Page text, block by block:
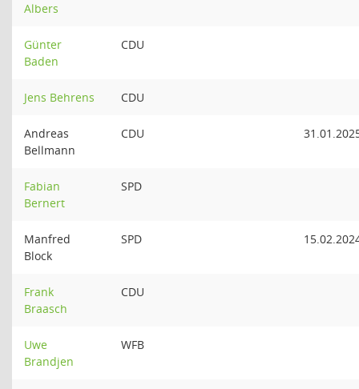
Albers
Günter
Baden
CDU
Jens Behrens CDU
Andreas
Bellmann
CDU
Fabian
Bernert
SPD
Manfred
Block
SPD
Frank
Braasch
CDU
Uwe
Brandjen
WFB